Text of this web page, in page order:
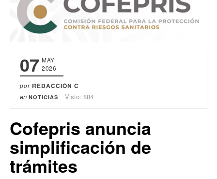
07 MAY
2026
por REDACCIÓN C
en NOTICIAS Visto: 884
Cofepris anuncia
simplificación de
trámites